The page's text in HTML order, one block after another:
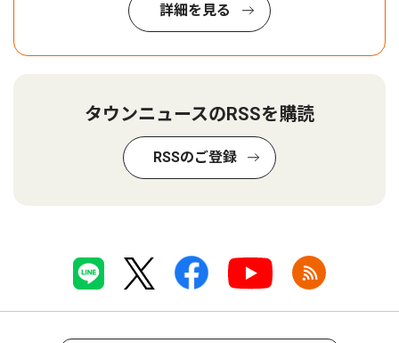
詳細を見る
タウンニュースのRSSを購読
RSSのご登録